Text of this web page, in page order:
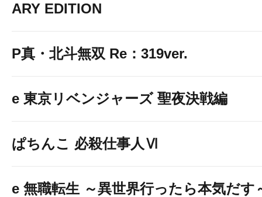
ARY EDITION
P真・北斗無双 Re：319ver.
e 東京リベンジャーズ 聖夜決戦編
ぱちんこ 必殺仕事人Ⅵ
e 無職転生 ～異世界行ったら本気だす